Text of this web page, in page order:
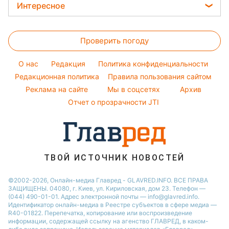
Кейт Миддлтон
Алла Пугачева
Настя Каменских
Виталий Козловский
Потап
Погода на завтра
Красивый маникюр
Модные ошибки
Советы от Андре Тана
Новости Львова
Новости Харькова
Новости Днепра
Новости Полтавы
Новости Сум
Новости Тернополя
Новости Черкассы
Новости Одессы
Интересное
Тесты по картинке
Оптические иллюзии
Народные приметы
Все о шоу-бизнесе
Проверить погоду
O нас Редакция
Политика конфиденциальности
Редакционная политика
Правила пользования сайтом
Реклама на сайте
Мы в соцсетях
Архив
Отчет о прозрачности JTI
ТВОЙ ИСТОЧНИК НОВОСТЕЙ
©2002-2026, Онлайн-медиа Главред - GLAVRED.INFO. ВСЕ ПРАВА
ЗАЩИЩЕНЫ. 04080, г. Киев, ул. Кириловская, дом 23. Телефон —
(044) 490-01-01. Адрес электронной почты — info@glavred.info.
Идентификатор онлайн-медиа в Реестре cубъектов в сфере медиа —
R40-01822. Перепечатка, копирование или воспроизведение
информации, содержащей ссылку на агенство ГЛАВРЕД, в каком-